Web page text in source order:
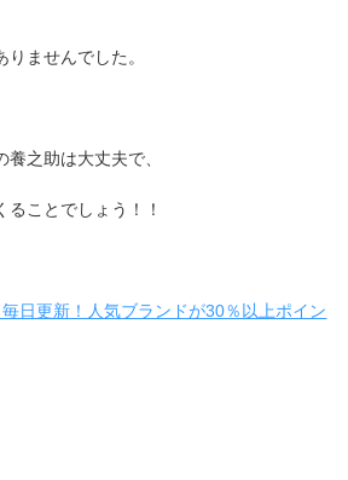
ませんでした。
之助は大丈夫で、
ことでしょう！！
毎日更新！人気ブランドが30％以上ポイン